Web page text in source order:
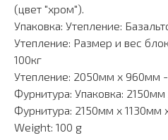
(цвет "хром").
Упаковка: Утепление:
Утепление: Размер и вес
100кг
Утепление: 2050мм х 960мм -
Фурнитура: Упаковка:
Фурнитура: 2150мм х 1130мм
Weight: 100 g